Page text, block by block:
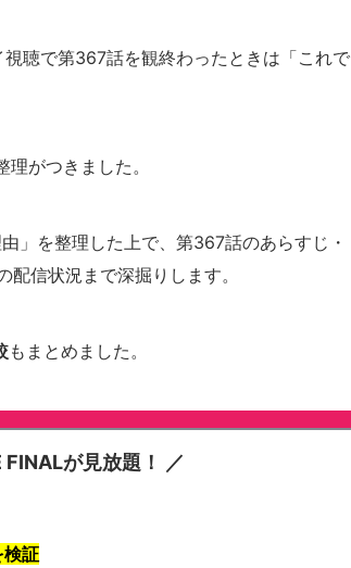
聴で第367話を観終わったときは「これで
がつきました。
」を整理した上で、第367話のあらすじ・
信状況まで深掘りします。
もまとめました。
が見放題！ ／
検証